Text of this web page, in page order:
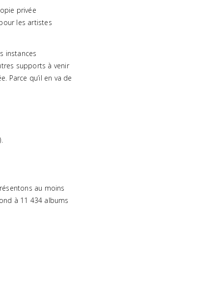
privée
les artistes
instances
supports à venir
Parce qu’il en va de
au moins
à 11 434 albums